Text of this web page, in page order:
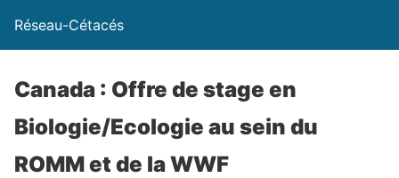
Réseau-Cétacés
Canada : Offre de stage en
Biologie/Ecologie au sein du
ROMM et de la WWF